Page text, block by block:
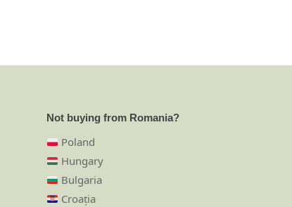
Not buying from Romania?
Poland
Hungary
Bulgaria
Croația